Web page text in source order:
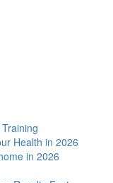
Health in 2026
in 2026